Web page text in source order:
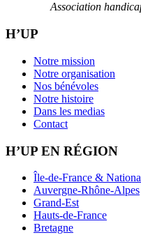
Association
H’UP
Notre mission
Notre organisation
Nos bénévoles
Notre histoire
Dans les medias
Contact
H’UP EN RÉGION
Île-de-France &
Auvergne-Rhône-Alpes
Grand-Est
Hauts-de-France
Bretagne